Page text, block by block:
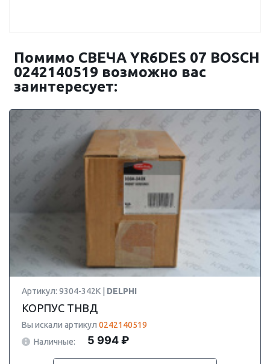
Помимо СВЕЧА YR6DES 07 BOSCH
0242140519 возможно вас
заинтересует:
Артикул: 9304-342K | DELPHI
КОРПУС ТНВД
Вы искали артикул 0242140519
Наличные:
5 994 ₽